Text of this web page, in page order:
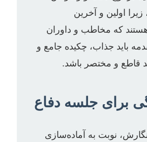
اولین و آخرین
که مخاطب و داوران
باید جذاب، چکیده جامع و
قاطع و مختصر باشد.
برای جلسه دفاع
نوبت به آماده‌سازی